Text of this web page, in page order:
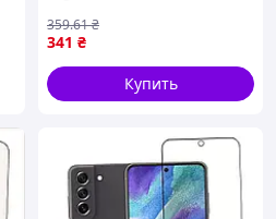
(17014358)
341 ₴
359.61₴
Купить